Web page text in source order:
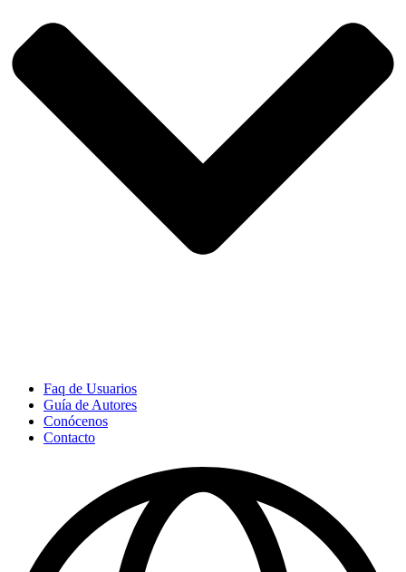
Faq de Usuarios
Guía de Autores
Conócenos
Contacto